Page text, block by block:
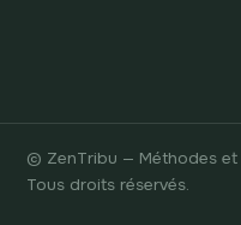
© ZenTribu — Méthodes
Tous droits réservés.